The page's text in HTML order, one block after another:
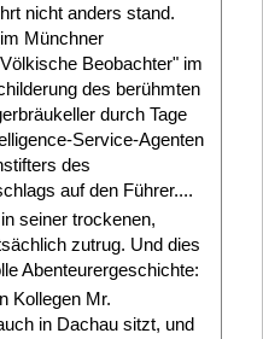
nicht anders stand.
Münchner
Beobachter" im
des berühmten
durch Tage
Service-Agenten
des
auf den Führer....
seiner trockenen,
zutrug. Und dies
Abenteurergeschichte:
Kollegen Mr.
in Dachau sitzt, und